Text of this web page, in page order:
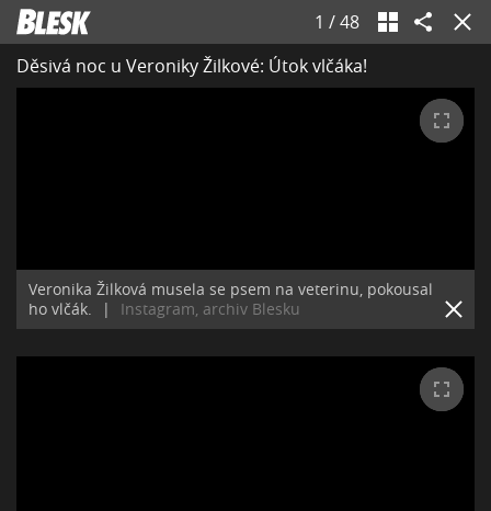
1 /48
Děsivá noc u Veroniky Žilkové: Útok vlčáka!
Veronika Žilková musela se psem na veterinu, pokousal
ho vlčák.
| Instagram, archiv Blesku